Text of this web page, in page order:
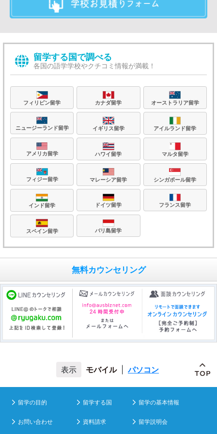
留学する国で調べる
各国の語学学校やクチコミ情報が満載！
フィリピン留学 カナダ留学 オーストラリア留学
ニュージーランド留学 イギリス留学 アイルランド留学
アメリカ留学 ハワイ留学 マルタ留学
フィジー留学 マレーシア留学 シンガポール留学
インド留学 ドイツ留学 フランス留学
スペイン留学 バリ島留学
無料カウンセリング
モバイル パソコン
留学の目的 留学する国 留学の基本情報
お問い合わせ 資料請求 留学説明会